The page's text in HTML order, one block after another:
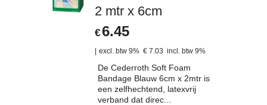
2 mtr x 6cm
€6.45
excl. btw 9% € 7.03 incl. btw 9%
De Cederroth Soft Foam
Bandage Blauw 6cm x 2mtr is
een zelfhechtend, latexvrij
verband dat direc...